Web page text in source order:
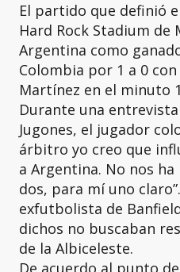
El partido que definió
Hard Rock Stadium de
Argentina como
Colombia por 1 a 0
Martínez en el minuto
Durante una
Jugones, el jugador
árbitro yo creo que
a Argentina. No nos
dos, para mí uno
exfutbolista de
dichos no buscaban
de la Albiceleste.
De acuerdo al punto